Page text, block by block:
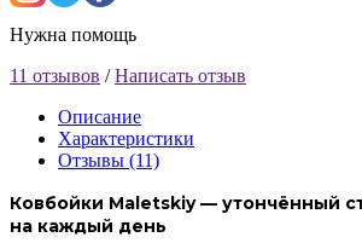
Нужна помощь
11 отзывов /Написать отзыв
Описание
Характеристики
Отзывы (11)
Ковбойки Maletskiy — утончённый
на каждый день